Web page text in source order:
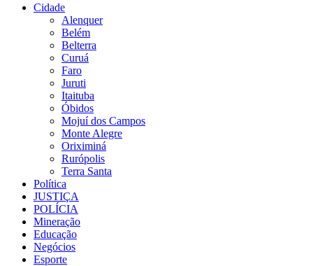
Cidade
Alenquer
Belém
Belterra
Curuá
Faro
Juruti
Itaituba
Óbidos
Mojuí dos Campos
Monte Alegre
Oriximiná
Rurópolis
Terra Santa
Política
JUSTIÇA
POLÍCIA
Mineração
Educação
Negócios
Esporte